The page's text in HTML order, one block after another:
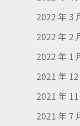
2022 年 3
2022 年 2
2022 年 1
2021 年 12
2021 年 11
2021 年 7